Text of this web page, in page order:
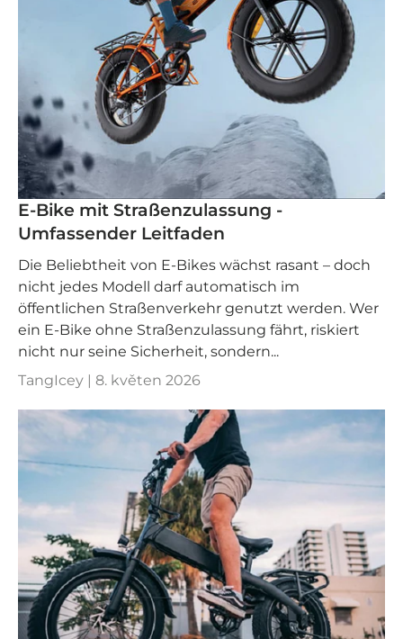
E-Bike mit Straßenzulassung -
Umfassender Leitfaden
Die Beliebtheit von E-Bikes wächst rasant – doch
nicht jedes Modell darf automatisch im
öffentlichen Straßenverkehr genutzt werden. Wer
ein E-Bike ohne Straßenzulassung fährt, riskiert
nicht nur seine Sicherheit, sondern...
TangIcey | 8. květen 2026